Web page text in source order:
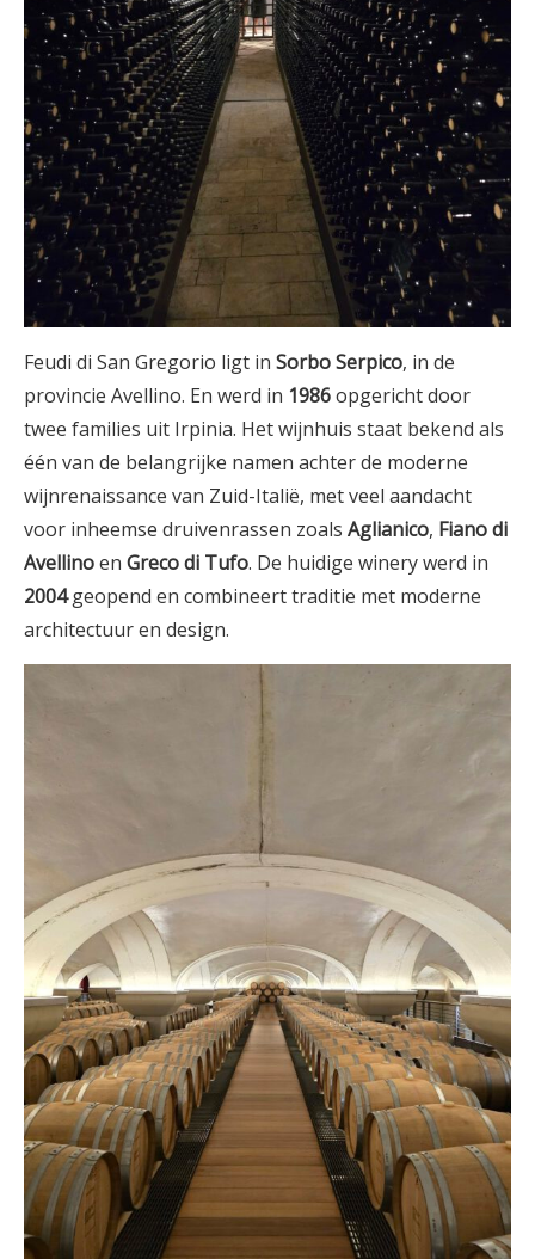
Feudi di San Gregorio ligt in Sorbo Serpico, in de
provincie Avellino. En werd in 1986opgericht door
twee families uit Irpinia. Het wijnhuis staat bekend als
één van de belangrijke namen achter de moderne
wijnrenaissance van Zuid-Italië, met veel aandacht
voor inheemse druivenrassen zoals Aglianico, Fiano di
Avellinoen Greco di Tufo. De huidige winery werd in
2004geopend en combineert traditie met moderne
architectuur en design.